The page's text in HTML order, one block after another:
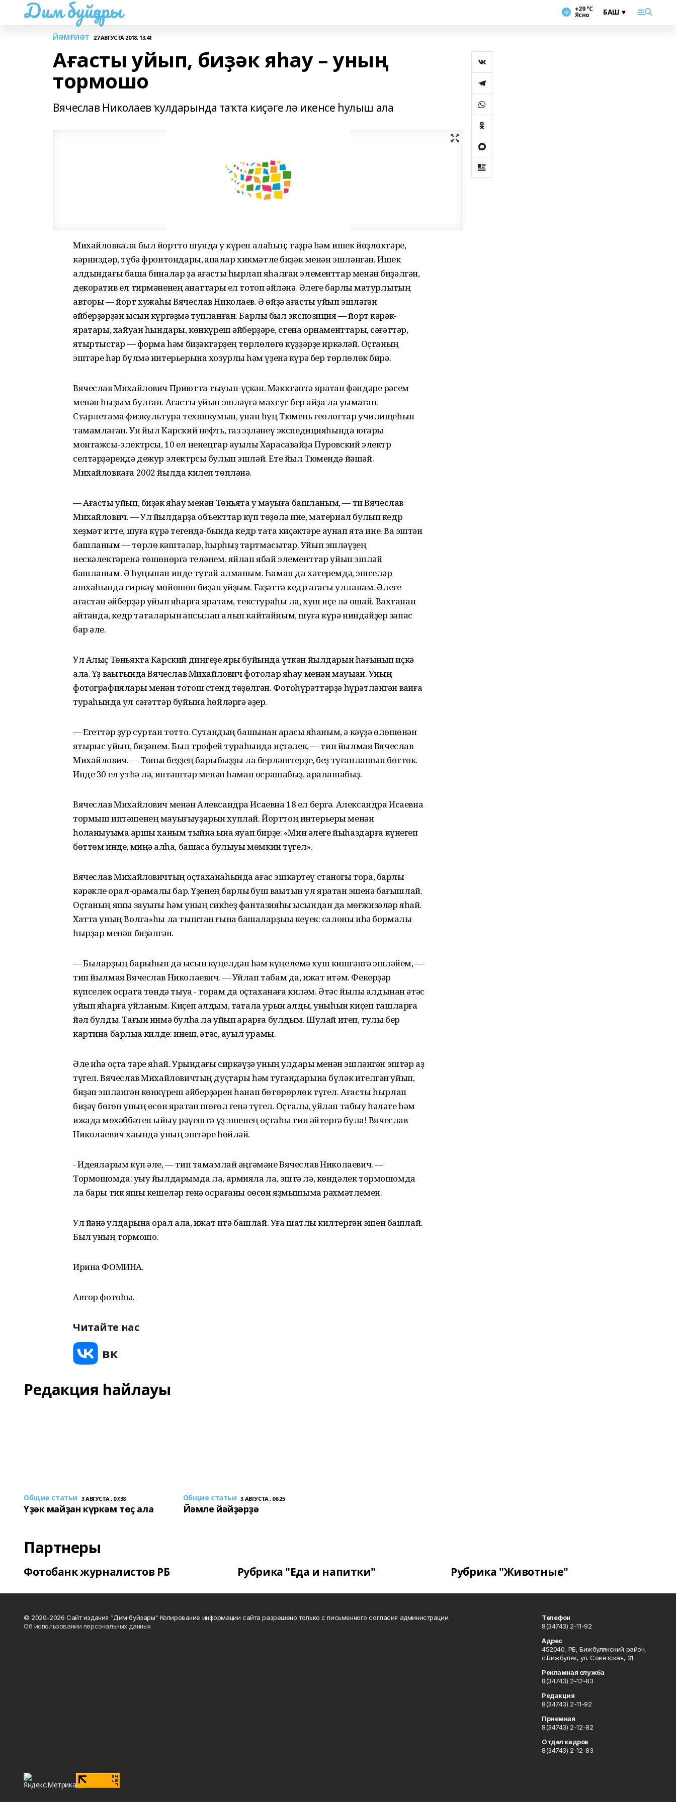
Дим буйҙары +29 °С
Ясно
ЙӘМҒИӘТ 27 АВГУСТА 2018, 13:41
Ағасты уйып, биҙәк яһау – уның
тормошо
Вячеслав Николаев ҡулдарында таҡта киҫәге лә икенсе һулыш ала
Михайловкала был йортто шунда уҡ күреп алаһың: тәҙрә һәм ишек йөҙлөктәре,
кәрниздәр, түбә фронтондары, ҡапҡалар хикмәтле биҙәк менән эшләнгән. Ишек
алдындағы башҡа биналар ҙа ағасты һырлап яһалған элементтар менән биҙәлгән,
декоратив ел тирмәненең ҡанаттары ел тотоп әйләнә. Әлеге барлыҡ матурлыҡтың
авторы — йорт хужаһы Вячеслав Николаев. Ә өйҙә ағасты уйып эшләгән
әйберҙәрҙән ысын күргәҙмә тупланған. Барлыҡ был экспозиция — йорт кәрәк-
яраҡтары, хайуан һындары, көнкүреш әйберҙәре, стена орнаменттары, сәғәттәр,
яҡтыртҡыстар — форма hәм биҙәктәрҙең төрлөлөгө күҙҙәрҙе иркәләй. Оҫтаның
эштәре hәр бүлмә интерьерына хозурлыҡ һәм үҙенә күрә бер төрлөлөк бирә.
Вячеслав Михайлович Приютта тыуып-үҫкән. Мәкктәптә яратҡан фәндәре рәсем
менән һыҙым булған. Ағасты уйып эшләүгә махсус бер ҡайҙа ла уҡымаған.
Стәрлетамаҡ физкультура техникумын, унан һуң Тюмeнь геологтар училищеһын
тамамлаған. Ун йыл Карский нефть, газ эҙләнеү экспедицияһында юғары
монтажсы-электрсы, 10 ел ненецтар ауылы Харасавайҙа Пуровский электр
селтәрҙәрендә дежур электрсы булып эшләй. Ете йыл Тюмeндә йәшәй.
Михайловкаға 2002 йылда килеп төпләнә.
— Ағасты уйып, биҙәк яһау менән Төньяҡта уҡ мауыға башланым, — ти Вячеслав
Михайлович. — Ул йылдарҙа объекттар күп төҙөлә ине, материал булып кедр
хеҙмәт итте, шуға күрә тегендә-бында кедр таҡта киҫәктәре аунап ята ине. Ваҡ эштән
башланым — төрлө кәштәләр, һырһыҙ тартмасыҡтар. Уйып эшләүҙең
нескәлектәренә төшөнөргә теләнем, яйлап ябай элементтар уйып эшләй
башланым. Ә һуңынан инде туҡтай алманым. Һаман да хәтеремдә, эшселәр
ашхаһында сиркәү мөйөшөн биҙәп ҡуйҙым. Ғәҙәттә кедр ағасы ҡулланам. Әлеге
ағастан әйберҙәр уйып яһарға яратам, текстураһы ла, хуш иҫе лә оҡшай. Вахтанан
ҡайтҡанда, кедр таҡталарын ҡапсыҡлап алып кайтҡайным, шуға күрә ниндәйҙер запас
бар әле.
Ул Алыҫ Төньякта Карский диңгеҙе яры буйында үткән йылдарын һағынып иҫкә
ала. Yҙ ваҡытында Вячеслав Михайлович фотолар яһау менән мауыҡҡан. Уның
фотографиялары менән тотош стенд төҙөлгән. Фотоһүрәттәрҙә һүрәтләнгән ваҡиға
тураһында ул сәғәттәр буйына һөйләргә әҙер.
— Егеттәр ҙур суртан тотто. Сутандың башынан ҡарасҡы яһаным, ә кәүҙә өлөшөнән
яҡтырҡыс уйып, биҙәнем. Был трофей тураһында иҫтәлек, — тип йылмая Вячеслав
Михайлович. — Төньяҡ беҙҙең барыбыҙҙы ла берләштерҙе, беҙ туғанлашып бөттөк.
Инде 30 ел yтһә лә, иптәштәр менән hаман осрашабыҙ, аралашабыҙ.
Вячеслав Михайлович менән Александра Исаевна 18 ел бергә. Александра Исаевна
тормыш иптәшенең мауығыуҙарын хуплай. Йорттоң интерьеры менән
һоҡланыуыма ҡаршы ханым тыйнаҡ ҡына яуап бирҙе: «Мин әлеге йыһаздарға күнегеп
бөттөм инде, миңә ҡалһа, башҡаса булыуы мөмкин түгел».
Вячеслав Михайловичтың оҫтаханаһында ағас эшкәртеү станогы тора, барлыҡ
кәрәкле ҡорал-ҡорамалы бар. Yҙенең барлыҡ буш ваҡытын ул яратҡан эшенә бағышлай.
Оҫтаның яҡшы зауығы hәм уның сикһеҙ фантазияһы ысындан да мөғжизәләр яһай.
Хатта уның Волга»һы ла тыштан ғына башҡаларҙыҡы кеүек: салоны иһә бормалы
һырҙар менән биҙәлгән.
— Быларҙың барыһын да ысын күңелдән hәм күңелемә хуш кишгәнгә эшләйем, —
тип йылмая Вячеслав Николаевич. — Уйлап табам да, ижат итәм. Фекерҙәр
күпселек осраҡта төндә тыуа - торам да оҫтаханаға киләм. Әтәс йылы алдынан әтәс
уйып яһарға уйланым. Киҫеп алдым, таҡтала урын ҡалды, уныһын киҫеп ташларға
йәл булды. Тағын нимә булһа ла уйып ҡарарға булдым. Шулай итеп, тулы бер
картина барлыҡҡа килде: инеш, әтәс, ауыл урамы.
Әле иһә оҫта тәре яһай. Урындағы сиркәүҙә уның ҡулдары менән эшләнгән эштәр аҙ
түгел. Вячеслав Михайловичтың дуҫтары һәм тугандарына бүләк ителгән уйып,
биҙәп эшләнгән көнкүреш әйберҙәрен һанап бөтөрөрлөк түгел. Ағасты һырлап
биҙәү бөгөн уның өсөн яратҡан шөғөл генә түгел. Оҫталыҡ, уйлап табыу һәләте hәм
ижадҡа мөхәббәтен ҡыйыу рәүештә үҙ эшенең оҫтаһы тип әйтергә була! Вячеслав
Николаевич хаҡында уның эштәре һөйләй.
- Идеяларым күп әле, — тип тамамлай әңгәмәне Вячеслав Николаевич. —
Тормошомда: уҡыу йылдарымда ла, армияла ла, эштә лә, көндәлек тормошомда
ла бары тик яҡшы кешеләр генә осрағаны oөсөн яҙмышыма рәхмәтлемен.
Ул йәнә ҡулдарына ҡорал ала, ижат итә башлай. Уға шатлыҡ килтергән эшен башлай.
Был уның тормошо.
Ирина ФОМИНА.
Автор фотоһы.
Читайте нас
Редакция һайлауы
Общие статьи 3 АВГУСТА , 07:38
Үҙәк майҙан күркәм төҫ ала
Общие статьи 3 АВГУСТА , 06:25
Йәмле йәйҙәрҙә
Партнеры
Фотобанк журналистов РБ Рубрика "Еда и напитки" Рубрика "Животные"
© 2020-2026 Сайт издания "Дим буйзары" Копирование информации сайта разрешено только с письменного согласия администрации.
Об использовании персональных данных
Телефон
8(34743) 2-11-92
Адрес
452040, РБ, Бижбулякский район,
с.Бижбуляк, ул. Советская, 31
Рекламная служба
8(34743) 2-12-83
Редакция
8(34743) 2-11-92
Приемная
8(34743) 2-12-82
Отдел кадров
8(34743) 2-12-83